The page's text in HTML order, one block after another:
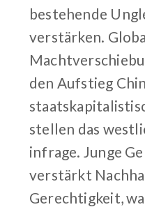
bestehende
verstärken.
den Aufstieg
stellen das
infrage. Junge
verstärkt
Gerechtigkeit,